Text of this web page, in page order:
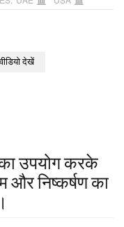
देखें
उपयोग करके
और निष्कर्षण का